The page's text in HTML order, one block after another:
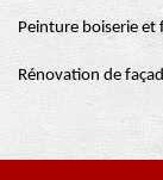
Peinture boiserie
Rénovation de